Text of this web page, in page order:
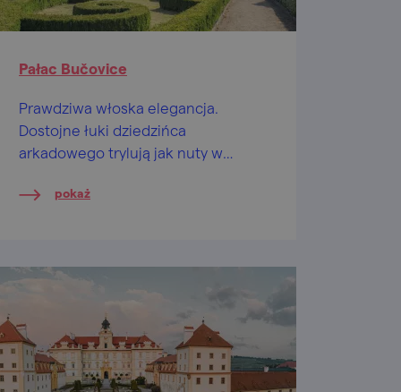
Pałac Bučovice
Prawdziwa włoska elegancja.
Dostojne łuki dziedzińca
arkadowego trylują jak nuty w
romantyczną arię. Bella, bella!
pokaż